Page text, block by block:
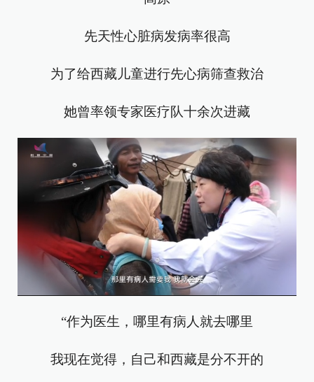
先天性心脏病发病率很高
为了给西藏儿童进行先心病筛查救治
她曾率领专家医疗队十余次进藏
“作为医生，哪里有病人就去哪里
我现在觉得，自己和西藏是分不开的